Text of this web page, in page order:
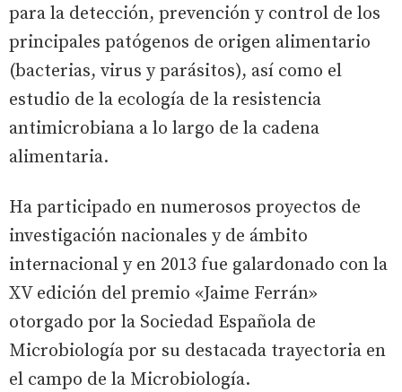
para la detección, prevención y control de los
principales patógenos de origen alimentario
(bacterias, virus y parásitos), así como el
estudio de la ecología de la resistencia
antimicrobiana a lo largo de la cadena
alimentaria.
Ha participado en numerosos proyectos de
investigación nacionales y de ámbito
internacional y en 2013 fue galardonado con la
XV edición del premio «Jaime Ferrán»
otorgado por la Sociedad Española de
Microbiología por su destacada trayectoria en
el campo de la Microbiología.